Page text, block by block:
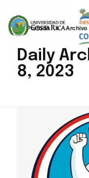
Portada » Archivo
Daily
8, 2023